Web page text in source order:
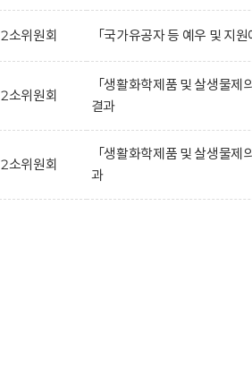
2소위원회 「국가유공자 등 예우 및 지
2소위원회
「생활화학제품 및 살생물
결과
2소위원회
「생활화학제품 및 살생물
과